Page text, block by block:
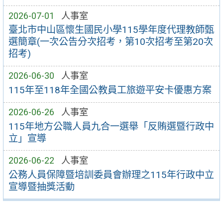
2026-07-01 人事室
臺北市中山區懷生國民小學115學年度代理教師甄
選簡章(一次公告分次招考，第10次招考至第20次
招考)
2026-06-30 人事室
115年至118年全國公教員工旅遊平安卡優惠方案
2026-06-26 人事室
115年地方公職人員九合一選舉「反賄選暨行政中
立」宣導
2026-06-22 人事室
公務人員保障暨培訓委員會辦理之115年行政中立
宣導暨抽獎活動